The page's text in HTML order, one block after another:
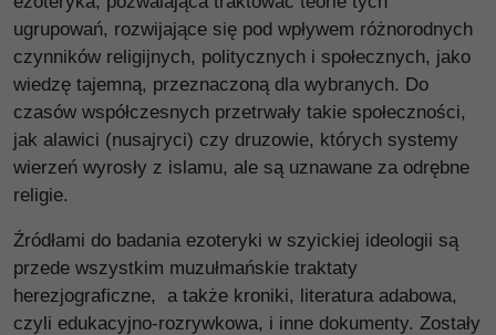
ugrupowań, rozwijające się pod wpływem różnorodnych
czynników religijnych, politycznych i społecznych, jako
wiedzę tajemną, przeznaczoną dla wybranych. Do
czasów współczesnych przetrwały takie społeczności,
jak alawici (nusajryci) czy druzowie, których systemy
wierzeń wyrosły z islamu, ale są uznawane za odrębne
religie.
Źródłami do badania ezoteryki w szyickiej ideologii są
przede wszystkim muzułmańskie traktaty
herezjograficzne, a także kroniki, literatura adabowa,
czyli edukacyjno-rozrywkowa, i inne dokumenty. Zostały